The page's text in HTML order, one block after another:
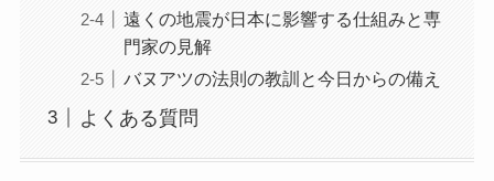
遠くの地震が日本に影響する仕組みと専
門家の見解
バヌアツの法則の教訓と今日からの備え
よくある質問